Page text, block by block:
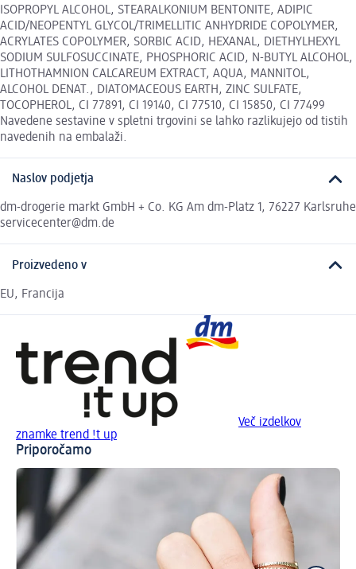
ISOPROPYL ALCOHOL, STEARALKONIUM BENTONITE, ADIPIC
ACID/NEOPENTYL GLYCOL/TRIMELLITIC ANHYDRIDE COPOLYMER,
ACRYLATES COPOLYMER, SORBIC ACID, HEXANAL, DIETHYLHEXYL
SODIUM SULFOSUCCINATE, PHOSPHORIC ACID, N-BUTYL ALCOHOL,
LITHOTHAMNION CALCAREUM EXTRACT, AQUA, MANNITOL,
ALCOHOL DENAT., DIATOMACEOUS EARTH, ZINC SULFATE,
TOCOPHEROL, CI 77891, CI 19140, CI 77510, CI 15850, CI 77499
Navedene sestavine v spletni trgovini se lahko razlikujejo od tistih
navedenih na embalaži.
Naslov podjetja
dm-drogerie markt GmbH + Co. KG Am dm-Platz 1, 76227 Karlsruhe
servicecenter@dm.de
Proizvedeno v
EU, Francija
Več izdelkov
znamke trend !t up
Priporočamo